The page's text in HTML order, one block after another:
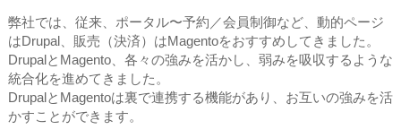
弊社では、従来、ポータル〜予約／会員制御など、動的ページ
はDrupal、販売（決済）はMagentoをおすすめしてきました。
DrupalとMagento、各々の強みを活かし、弱みを吸収するような
統合化を進めてきました。
DrupalとMagentoは裏で連携する機能があり、お互いの強みを活
かすことができます。